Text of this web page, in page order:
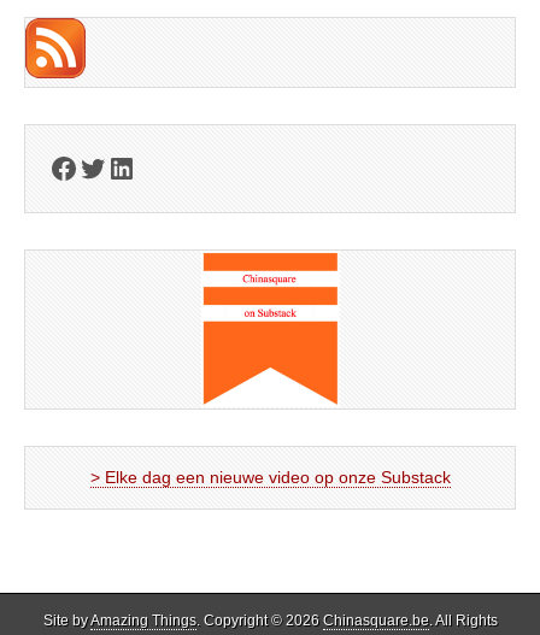
Facebook
Twitter
LinkedIn
> Elke dag een nieuwe video op onze Substack
Site byAmazing Things. Copyright © 2026 Chinasquare.be. All Rights